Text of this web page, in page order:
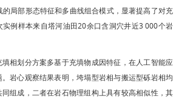
局部形态特征和多曲线组合模式，显著提高了对充
例样本来自塔河油田20余口含洞穴井近3 000个岩
相划分方案多基于充填物成因特征，在人工智能应
岩心观察结果表明，垮塌型岩相与搬运型砾岩相均
组成，二者在岩石物理组构上具有较高相似性，其